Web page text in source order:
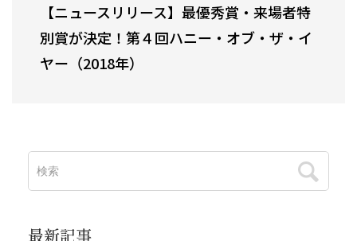
【ニュースリリース】最優秀賞・来場者特
別賞が決定！第４回ハニー・オブ・ザ・イ
ヤー（2018年）